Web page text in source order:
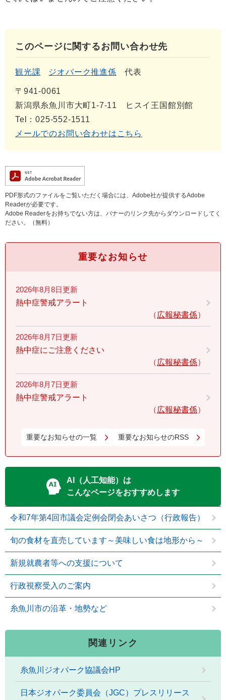
このページに関するお問い合わせ先
観光課 ジオパーク推進係 代表
〒941-0061
新潟県糸魚川市大町1-7-11 ヒスイ王国館別館
Tel：025-552-1511
メールでのお問い合わせはこちら
PDF形式のファイルをご覧いただく場合には、Adobe社が提供するAdobe
Readerが必要です。
Adobe Readerをお持ちでない方は、バナーのリンク先からダウンロードしてく
ださい。（無料）
重要なお知らせ
2026年8月8日更新
熱中症警戒アラート
広報秘書係
2026年8月7日更新
熱中症にご注意ください
広報秘書係
2026年8月7日更新
熱中症警戒アラート
広報秘書係
重要なお知らせの一覧 重要なお知らせのRSS
AI（人工知能）は
こんなページをおすすめします
令和7年第4回市議会定例会閉会あいさつ（行政報告）
旬の食材を直売しています～美味しい食は地形から～
新規就農者等への支援について
行政視察受入のご案内
糸魚川市の沿革・地勢など
関連リンク
糸魚川ジオパーク協議会HP
日本ジオパーク委員会（JGC）プレスリリース